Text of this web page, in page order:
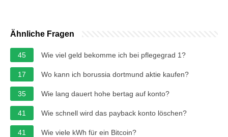
Ähnliche Fragen
45 Wie viel geld bekomme ich bei pflegegrad 1?
17 Wo kann ich borussia dortmund aktie kaufen?
35 Wie lang dauert hohe bertag auf konto?
41 Wie schnell wird das payback konto löschen?
41 Wie viele kWh für ein Bitcoin?